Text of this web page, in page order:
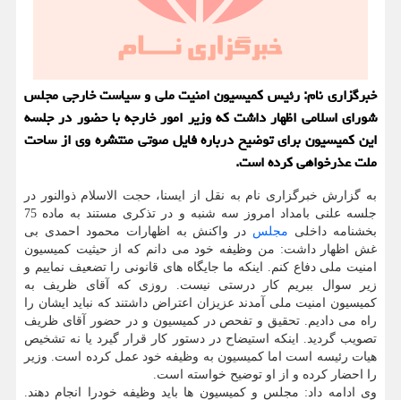
خبرگزاری نام: رئیس کمیسیون امنیت ملی و سیاست خارجی مجلس
شورای اسلامی اظهار داشت که وزیر امور خارجه با حضور در جلسه
این کمیسیون برای توضیح درباره فایل صوتی منتشره وی از ساحت
ملت عذرخواهی کرده است.
به گزارش خبرگزاری نام به نقل از ایسنا، حجت الاسلام ذوالنور در
جلسه علنی بامداد امروز سه شنبه و در تذکری مستند به ماده 75
بخشنامه داخلی مجلس در واکنش به اظهارات محمود احمدی بی
غش اظهار داشت: من وظیفه خود می دانم که از حیثیت کمیسیون
امنیت ملی دفاع کنم. اینکه ما جایگاه های قانونی را تضعیف نماییم و
زیر سوال ببریم کار درستی نیست. روزی که آقای ظریف به
کمیسیون امنیت ملی آمدند عزیزان اعتراض داشتند که نباید ایشان را
راه می دادیم. تحقیق و تفحص در کمیسیون و در حضور آقای ظریف
تصویب گردید. اینکه استیضاح در دستور کار قرار گیرد یا نه تشخیص
هیات رئیسه است اما کمیسیون به وظیفه خود عمل کرده است. وزیر
را احضار کرده و از او توضیح خواسته است.
وی ادامه داد: مجلس و کمیسیون ها باید وظیفه خودرا انجام دهند.